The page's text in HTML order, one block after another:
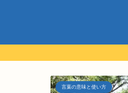
言葉の意味と使い方